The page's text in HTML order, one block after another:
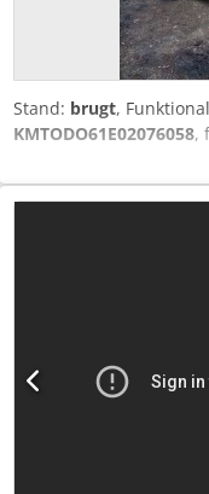
Stand: brugt,
KMTODO61E02076058,